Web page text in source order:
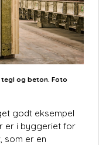
og beton. Foto
godt eksempel
er i byggeriet for
som er en